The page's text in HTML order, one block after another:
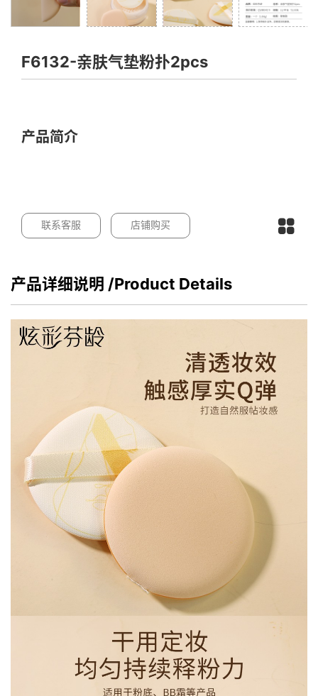
F6132-亲肤气垫粉扑2pcs
产品简介
联系客服 店铺购买
产品详细说明 /Product Details